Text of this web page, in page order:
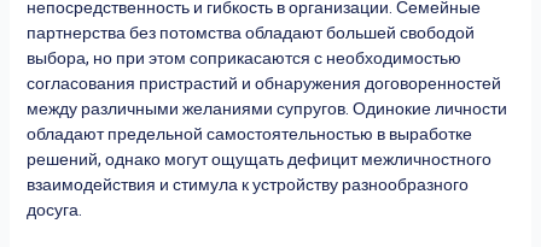
непосредственность и гибкость в организации. Семейные
партнерства без потомства обладают большей свободой
выбора, но при этом соприкасаются с необходимостью
согласования пристрастий и обнаружения договоренностей
между различными желаниями супругов. Одинокие личности
обладают предельной самостоятельностью в выработке
решений, однако могут ощущать дефицит межличностного
взаимодействия и стимула к устройству разнообразного
досуга.